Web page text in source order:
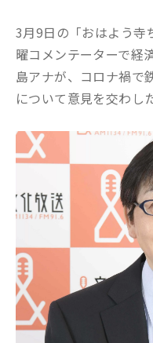
3月9日の「おはよう寺
曜コメンテーターで経
島アナが、コロナ禍で
について意見を交わした